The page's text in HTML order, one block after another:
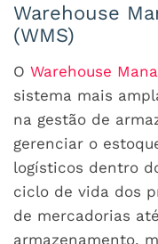
Warehouse
(WMS)
O Warehouse
sistema mais
na gestão de
gerenciar o
logísticos dentro
ciclo de vida dos
de mercadorias
armazenamento,